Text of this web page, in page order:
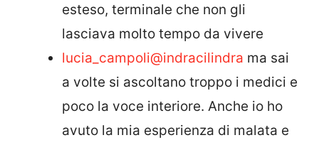
esteso, terminale che non gli
lasciava molto tempo da vivere
lucia_campoli@indracilindra ma sai
a volte si ascoltano troppo i medici e
poco la voce interiore. Anche io ho
avuto la mia esperienza di malata e